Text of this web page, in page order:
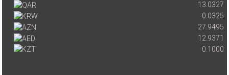
13.0327
0.0325
27.9495
12.9371
0.1000